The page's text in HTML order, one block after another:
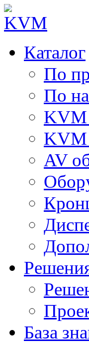
Каталог
По
По
KVM
KVM
AV
База